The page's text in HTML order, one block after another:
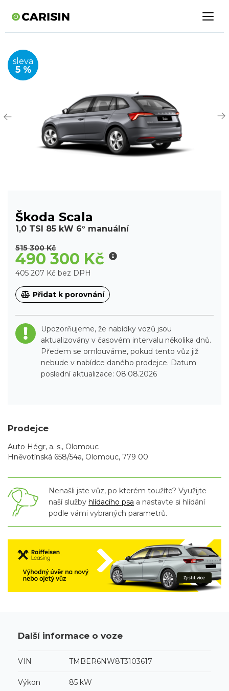
sleva
5 %
Škoda Scala
1,0 TSI 85 kW 6° manuální
515 300 Kč
490 300 Kč
405 207 Kč bez DPH
Přidat k porovnání
Upozorňujeme, že nabídky vozů jsou
aktualizovány v časovém intervalu několika dnů.
Předem se omlouváme, pokud tento vůz již
nebude v nabídce daného prodejce. Datum
poslední aktualizace: 08.08.2026
Prodejce
Auto Hégr, a. s., Olomouc
Hněvotínská 658/54a, Olomouc, 779 00
Nenašli jste vůz, po kterém toužíte? Využijte
naší služby hlídacího psa a nastavte si hlídání
podle vámi vybraných parametrů.
Další informace o voze
VIN TMBER6NW8T3103617
Výkon 85 kW